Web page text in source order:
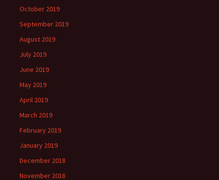
October 2019
September 2019
August 2019
July 2019
June 2019
May 2019
April 2019
March 2019
February 2019
January 2019
December 2018
November 2018